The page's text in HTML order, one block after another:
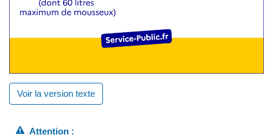
Voir la version texte
Attention :